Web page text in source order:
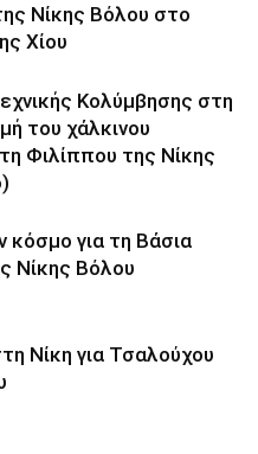
Νίκης Βόλου στο
Χίου
Κολύμβησης στη
του χάλκινου
Φιλίππου της Νίκης
κόσμο για τη Βάσια
Νίκης Βόλου
Νίκη για Τσαλούχου